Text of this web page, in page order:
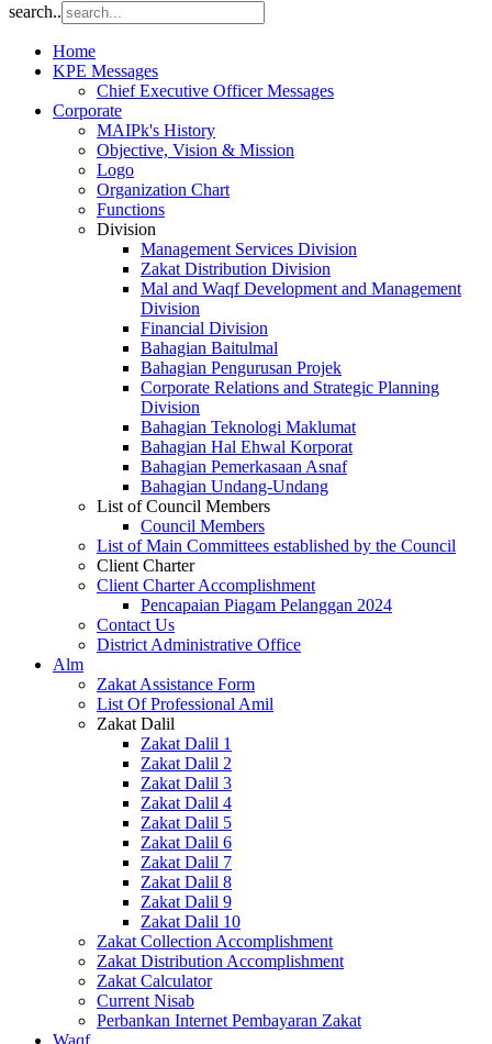
search..
Home
KPE Messages
Chief Executive Officer Messages
Corporate
MAIPk's History
Objective, Vision & Mission
Logo
Organization Chart
Functions
Division
Management Services Division
Zakat Distribution Division
Mal and Waqf Development and Management
Division
Financial Division
Bahagian Baitulmal
Bahagian Pengurusan Projek
Corporate Relations and Strategic Planning
Division
Bahagian Teknologi Maklumat
Bahagian Hal Ehwal Korporat
Bahagian Pemerkasaan Asnaf
Bahagian Undang-Undang
List of Council Members
Council Members
List of Main Committees established by the Council
Client Charter
Client Charter Accomplishment
Pencapaian Piagam Pelanggan 2024
Contact Us
District Administrative Office
Alm
Zakat Assistance Form
List Of Professional Amil
Zakat Dalil
Zakat Dalil 1
Zakat Dalil 2
Zakat Dalil 3
Zakat Dalil 4
Zakat Dalil 5
Zakat Dalil 6
Zakat Dalil 7
Zakat Dalil 8
Zakat Dalil 9
Zakat Dalil 10
Zakat Collection Accomplishment
Zakat Distribution Accomplishment
Zakat Calculator
Current Nisab
Perbankan Internet Pembayaran Zakat
Waqf